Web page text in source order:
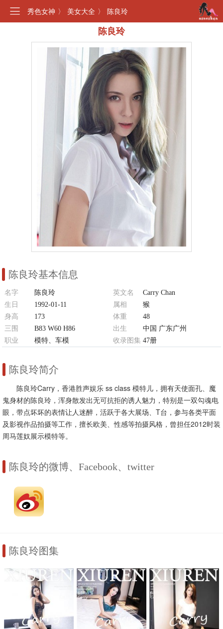
秀色女神 〉 美女大全 〉 陈良玲
陈良玲
陈良玲基本信息
名字 陈良玲 英文名
Carry Chan
生日
1992-01-11 属相
猴
身高
173 体重
48
三围
B83 W60 H86 出生
中国 广东广州
职业
模特、车模 收录图集 47册
陈良玲简介
陈良玲Carry，香港胜声娱乐 ss class 模特儿，拥有天使面孔、魔
鬼身材的陈良玲，浑身散发出无可抗拒的诱人魅力，特别是一双勾魂电
眼，带点坏坏的表情让人迷醉，活跃于各大展场、T台，参与各类平面
及影视作品拍摄等工作，擅长欧美、性感等拍摄风格，曾担任2012时装
周马莲奴展示模特等。
陈良玲的微博、Facebook、twitter
陈良玲图集